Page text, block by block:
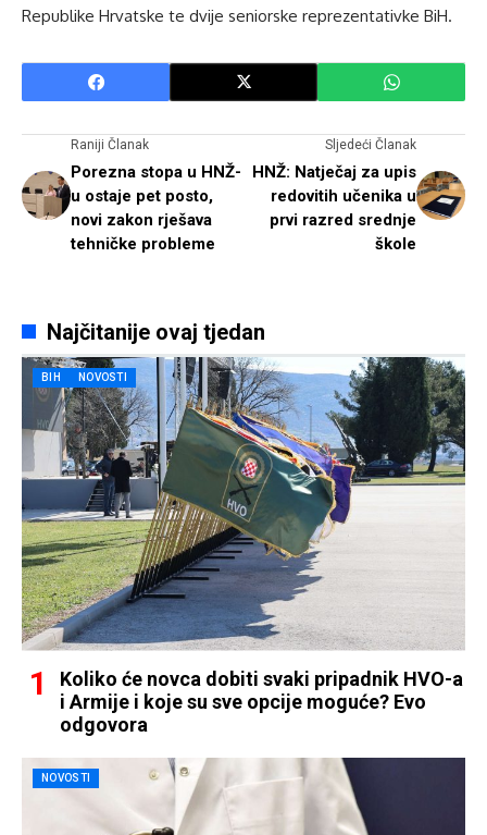
Republike Hrvatske te dvije seniorske reprezentativke BiH.
Raniji Članak
Porezna stopa u HNŽ-
u ostaje pet posto,
novi zakon rješava
tehničke probleme
Sljedeći Članak
HNŽ: Natječaj za upis
redovitih učenika u
prvi razred srednje
škole
Najčitanije ovaj tjedan
BIH NOVOSTI
Koliko će novca dobiti svaki pripadnik HVO-a
i Armije i koje su sve opcije moguće? Evo
odgovora
NOVOSTI